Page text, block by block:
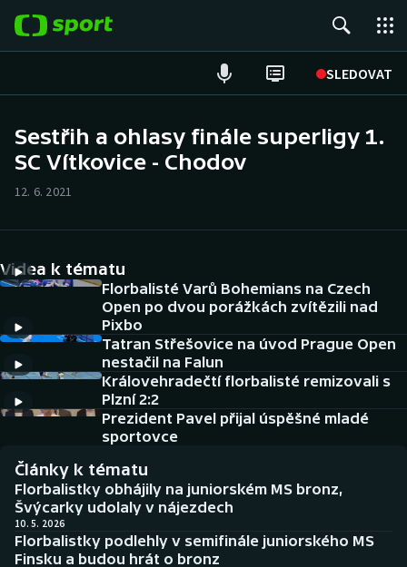
SLEDOVAT
Hokej
Cyklistika
DALŠÍ SPORTY
Americký fotbal
Baseball a softbal
Basketbal
Biatlon
Boby a skeleton
NEPŘEHLÉDNĚTE
Soutěže
Historické návraty
Aplikace ČT sport
AZ kvíz
Sestřih a ohlasy finále superligy 1.
SC Vítkovice - Chodov
12. 6. 2021
Videa k tématu
Florbalisté Varů Bohemians na Czech
Open po dvou porážkách zvítězili nad
Pixbo
Tatran Střešovice na úvod Prague Open
nestačil na Falun
Královehradečtí florbalisté remizovali s
Plzní 2:2
Prezident Pavel přijal úspěšné mladé
sportovce
Články k tématu
Florbalistky obhájily na juniorském MS bronz,
Švýcarky udolaly v nájezdech
10. 5. 2026
Florbalistky podlehly v semifinále juniorského MS
Finsku a budou hrát o bronz